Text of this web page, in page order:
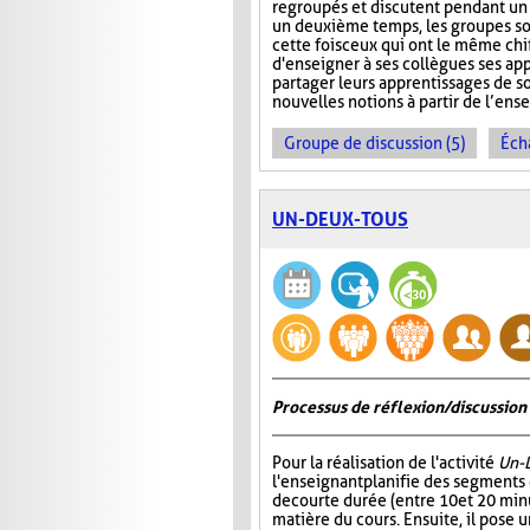
regroupés et discutent pendant
un deuxième temps, les groupes
cette fois ceux qui ont le même
d'enseigner à ses collègues ses
partager leurs apprentissages de
nouvelles notions à partir de
Groupe de discussion (5)
UN-DEUX-TOUS
Processus de réflexion/discussion
Pour la réalisation de l'activité Un-
l'enseignant planifie des
de courte durée (entre 10 et 20
matière du cours. Ensuite, il pose